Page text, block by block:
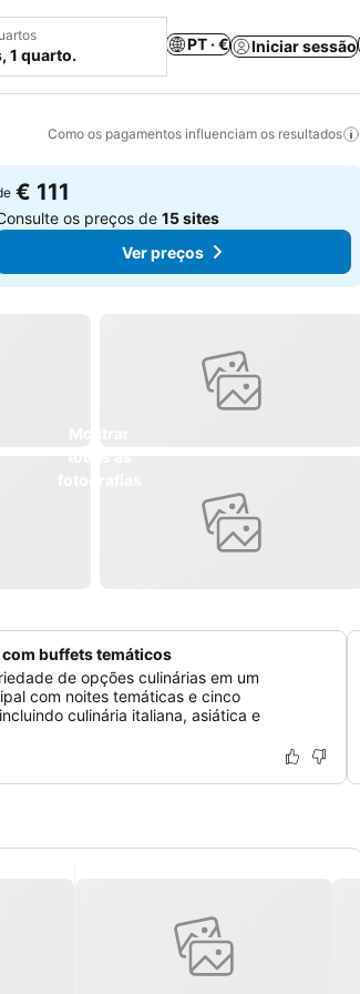
1 quarto.
PT · € Iniciar sessão
Como os pagamentos influenciam os resultados
aos favoritos
€ 111
os preços de15 sites
Ver preços
buffets temáticos
de opções culinárias em um
com noites temáticas e cinco
culinária italiana, asiática e